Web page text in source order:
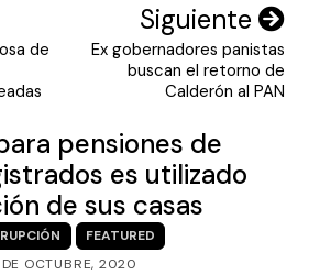
de
Siguiente
Ex gobernadores panistas
buscan el retorno de
Calderón al PAN
pensiones de
es utilizado
de sus casas
FEATURED
OCTUBRE, 2020